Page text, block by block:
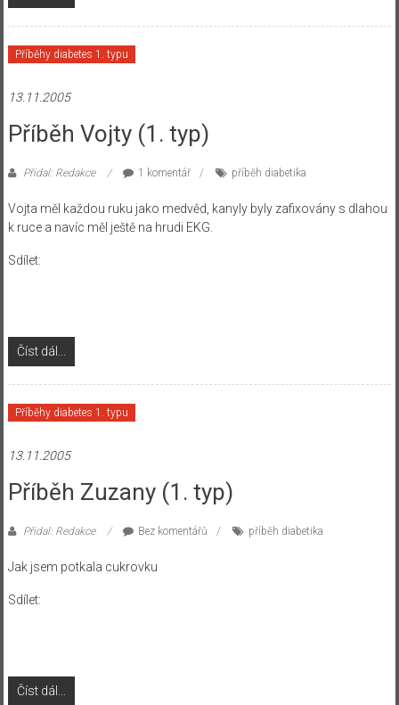
Příběhy diabetes 1. typu
13.11.2005
Příběh Vojty (1. typ)
Přidal: Redakce 1 komentář příběh diabetika
Vojta měl každou ruku jako medvěd, kanyly byly zafixovány s dlahou
k ruce a navíc měl ještě na hrudi EKG.
Sdílet:
Číst dál...
Příběhy diabetes 1. typu
13.11.2005
Příběh Zuzany (1. typ)
Přidal: Redakce Bez komentářů příběh diabetika
Jak jsem potkala cukrovku
Sdílet:
Číst dál...